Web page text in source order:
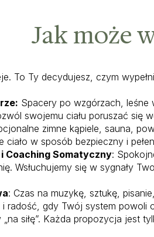
Jak może
To Ty decydujesz, czym
Spacery po wzgórzach, leśne
swojemu ciału poruszać się
zimne kąpiele, sauna,
w sposób bezpieczny i
Coaching Somatyczny:
Wsłuchujemy się w sygnały
: Czas na muzykę, sztukę,
radość, gdy Twój system powoli
„na siłę”. Każda propozycja